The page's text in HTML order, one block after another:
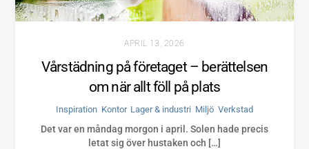
APRIL 13, 2026
Vårstädning på företaget – berättelsen
om när allt föll på plats
Inspiration Kontor, Lager & industri Miljö Verkstad
Det var en måndag morgon i april. Solen hade precis
letat sig över hustaken och […]